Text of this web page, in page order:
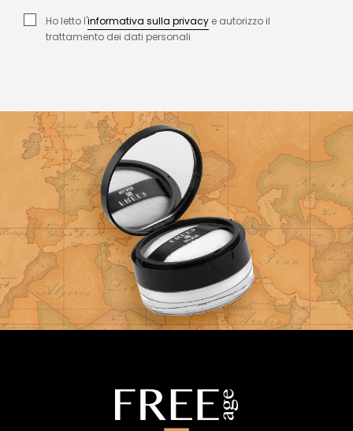
Ho letto l'informativa sulla privacy e autorizzo il
trattamento dei dati personali